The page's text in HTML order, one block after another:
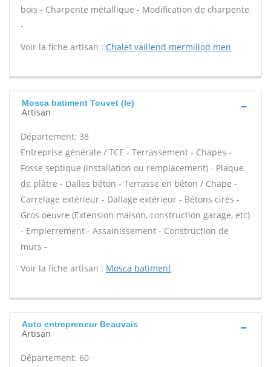
bois - Charpente métallique - Modification de charpente
-
Voir la fiche artisan : Chalet vaillend mermillod men
Mosca batiment Touvet (le)
Artisan
Département: 38
Entreprise générale / TCE - Terrassement - Chapes -
Fosse septique (installation ou remplacement) - Plaque
de plâtre - Dalles béton - Terrasse en béton / Chape -
Carrelage extérieur - Dallage extérieur - Bétons cirés -
Gros oeuvre (Extension maison, construction garage, etc)
- Empierrement - Assainissement - Construction de
murs -
Voir la fiche artisan : Mosca batiment
Auto entrepreneur Beauvais
Artisan
Département: 60